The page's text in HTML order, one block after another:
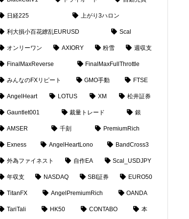
日経225 上がり3ハロン
利大損小百花繚乱EURUSD Scal
オンリーワン AXIORY 粉雪 週収支
FinalMaxReverse FinalMaxFullThrottle
みんなのFXリピート GMO手動 FTSE
AngelHeart LOTUS XM 松井証券
Gauntlet001 裁量トレード 銀
AMSER 千刻 PremiumRich
Exness AngelHeartLono BandCross3
外為ファイネスト 自作EA Scal_USDJPY
年収支 NASDAQ SBI証券 EURO50
TitanFX AngelPremiumRich OANDA
TariTali HK50 CONTABO 本